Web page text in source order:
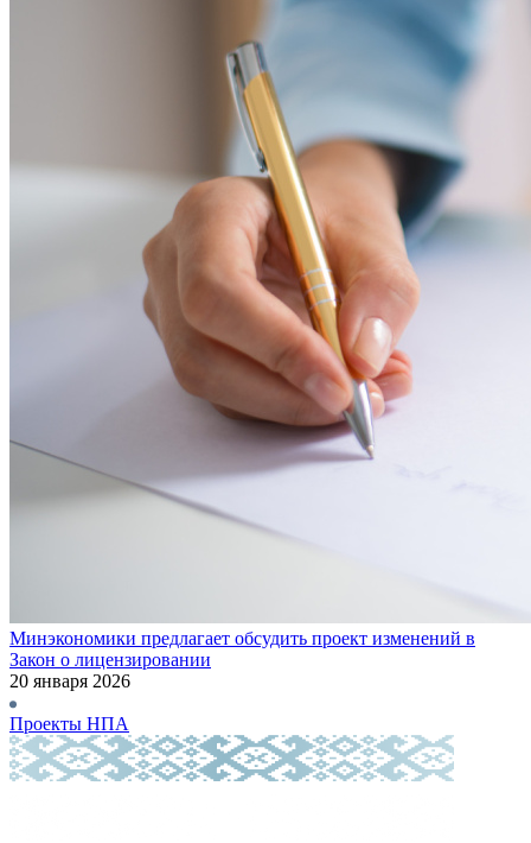
Минэкономики предлагает обсудить проект изменений в
Закон о лицензировании
20 января 2026
Проекты НПА